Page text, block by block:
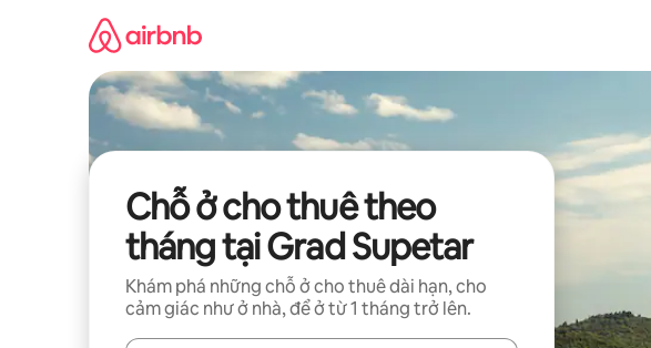
Chỗ ở cho thuê theo
tháng tại Grad Supetar
Khám phá những chỗ ở cho thuê dài hạn, cho
cảm giác như ở nhà, để ở từ 1 tháng trở lên.